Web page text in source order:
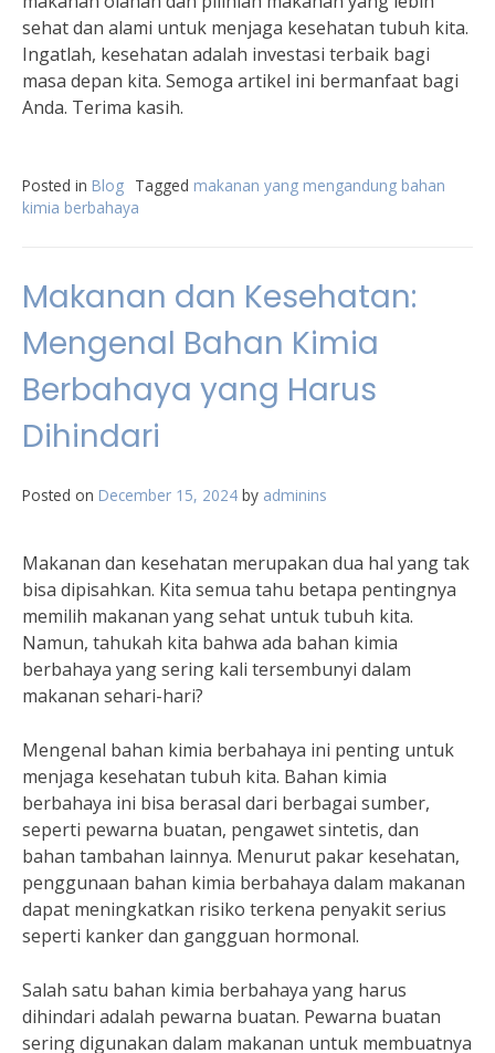
sehat dan alami untuk menjaga kesehatan tubuh kita.
Ingatlah, kesehatan adalah investasi terbaik bagi
masa depan kita. Semoga artikel ini bermanfaat bagi
Anda. Terima kasih.
Posted in Blog Tagged makanan yang mengandung bahan
kimia berbahaya
Makanan dan Kesehatan:
Mengenal Bahan Kimia
Berbahaya yang Harus
Dihindari
Posted on December 15, 2024 by adminins
Makanan dan kesehatan merupakan dua hal yang tak
bisa dipisahkan. Kita semua tahu betapa pentingnya
memilih makanan yang sehat untuk tubuh kita.
Namun, tahukah kita bahwa ada bahan kimia
berbahaya yang sering kali tersembunyi dalam
makanan sehari-hari?
Mengenal bahan kimia berbahaya ini penting untuk
menjaga kesehatan tubuh kita. Bahan kimia
berbahaya ini bisa berasal dari berbagai sumber,
seperti pewarna buatan, pengawet sintetis, dan
bahan tambahan lainnya. Menurut pakar kesehatan,
penggunaan bahan kimia berbahaya dalam makanan
dapat meningkatkan risiko terkena penyakit serius
seperti kanker dan gangguan hormonal.
Salah satu bahan kimia berbahaya yang harus
dihindari adalah pewarna buatan. Pewarna buatan
sering digunakan dalam makanan untuk membuatnya